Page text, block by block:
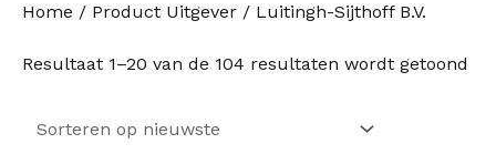
Home / Product Uitgever / Luitingh-Sijthoff B.V.
Resultaat 1–20 van de 104 resultaten wordt getoond